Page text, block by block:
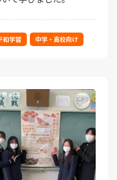
和学習 中学・高校向け